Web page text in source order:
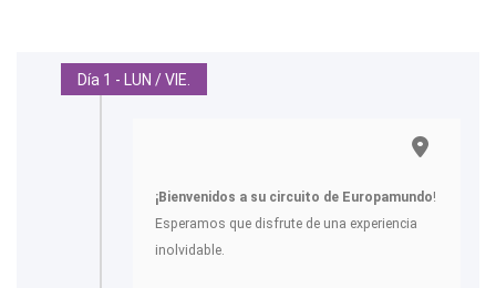
Día 1 - LUN / VIE.
¡Bienvenidos a su circuito de Europamundo!
Esperamos que disfrute de una experiencia
inolvidable.